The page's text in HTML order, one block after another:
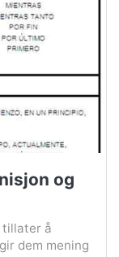
og
tillater å
dem mening